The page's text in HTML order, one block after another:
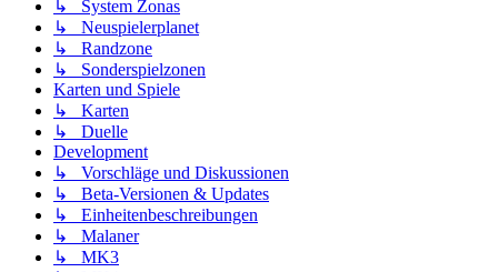
↳ System Zonas
↳ Neuspielerplanet
↳ Randzone
↳ Sonderspielzonen
Karten und Spiele
↳ Karten
↳ Duelle
Development
↳ Vorschläge und Diskussionen
↳ Beta-Versionen & Updates
↳ Einheitenbeschreibungen
↳ Malaner
↳ MK3